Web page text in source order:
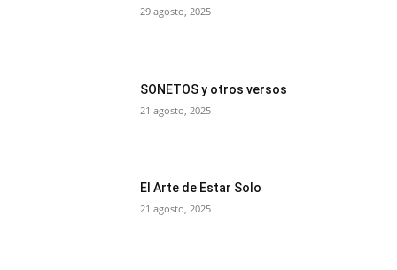
29 agosto, 2025
SONETOS y otros versos
21 agosto, 2025
El Arte de Estar Solo
21 agosto, 2025